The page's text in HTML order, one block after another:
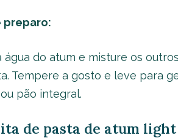
preparo:
água do atum e misture os
Tempere a gosto e leve para
pão integral.
de pasta de atum